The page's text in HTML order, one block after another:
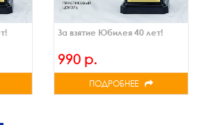
За взятие Юбилея 40 лет!
990 р.
ПОДРОБНЕЕ